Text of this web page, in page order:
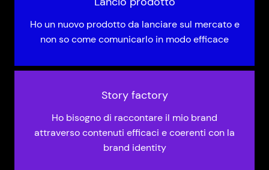
Ho un nuovo prodotto da lanciare sul mercato e
non so come comunicarlo in modo efficace
Story factory
Ho bisogno di raccontare il mio brand
attraverso contenuti efficaci e coerenti con la
brand identity